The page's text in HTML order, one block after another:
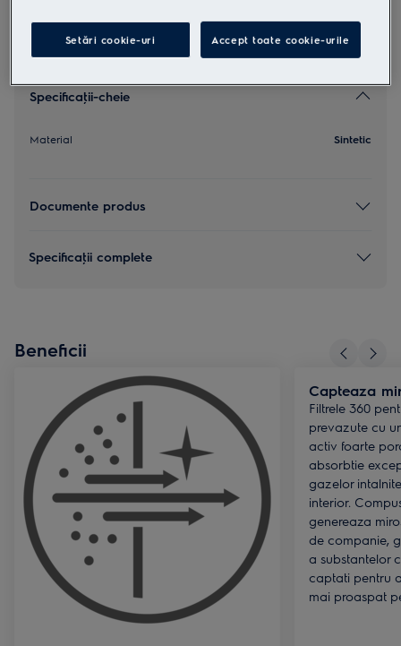
Specificaţii-cheie
Material Sintetic
Documente produs
Specificaţii complete
Beneficii
Capteaza
Filtrele 360
prevazute cu
activ foarte
absorbtie
gazelor
interior.
genereaza
de companie,
a substantelor
captati pentru
mai proaspat
Setări cookie-uri Accept toate cookie-urile